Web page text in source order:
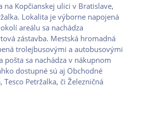
na Kopčianskej ulici v Bratislave,
Lokalita je výborne napojená
areálu sa nachádza
zástavba. Mestská hromadná
trolejbusovými a autobusovými
pošta sa nachádza v nákupnom
dostupné sú aj Obchodné
Petržalka, či Železničná